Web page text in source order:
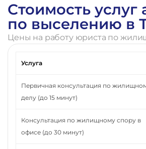
Стоимость услуг
по выселению в
Цены на работу юриста по
Услуга
Первичная консультация по
делу (до 15 минут)
Консультация по жилищному спору в
офисе (до 30 минут)